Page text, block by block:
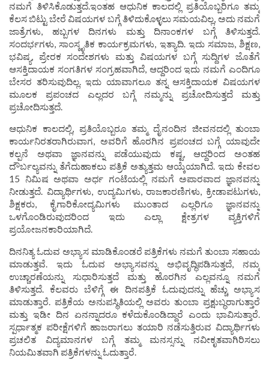
ನಮಗೆ ತಿಳಿಸಿಕೊಡುತ್ತದೆ.ಇಂತಹ ಆಧುನಿಕ ಕಾಲದಲ್ಲಿ ಪ್ರತಿಯೊಬ್ಬರಿಗೂ ತಮ್ಮ
ಕೆಲಸ ಬಿಟ್ಟು ಬೇರೆ ವಿಷಯಗಳ ಬಗ್ಗೆ ತಿಳಿದುಕೊಳ್ಳಲು ಸಮಯವಿಲ್ಲ, ಅದು ನಮಗೆ
ಜಾತ್ರೆಗಳು, ಹಬ್ಬಗಳ ದಿನಗಳು ಮತ್ತು ದಿನಾಂಕಗಳ ಬಗ್ಗೆ ತಿಳಿಸುತ್ತದೆ.
ಸಂದರ್ಭಗಳು, ಸಾಂಸ್ಕೃತಿಕ ಕಾರ್ಯಕ್ರಮಗಳು, ಇತ್ಯಾದಿ. ಇದು ಸಮಾಜ, ಶಿಕ್ಷಣ,
ಭವಿಷ್ಯ, ಪ್ರೇರಕ ಸಂದೇಶಗಳು ಮತ್ತು ವಿಷಯಗಳ ಬಗ್ಗೆ ಸುದ್ದಿಗಳ ಜೊತೆಗೆ
ಆಸಕ್ತಿದಾಯಕ ಸಂಗತಿಗಳ ಸಂಗ್ರಹವಾಗಿದೆ, ಆದ್ದರಿಂದ ಇದು ನಮಗೆ ಎಂದಿಗೂ
ಬೇಸರ ತರಿಸುವುದಿಲ್ಲ. ಇದು ಯಾವಾಗಲೂ ತನ್ನ ಆಸಕ್ತಿದಾಯಕ ವಿಷಯಗಳ
ಮೂಲಕ ಪ್ರಪಂಚದ ಎಲ್ಲದರ ಬಗ್ಗೆ ನಮ್ಮನ್ನು ಪ್ರಚೋದಿಸುತ್ತದೆ ಮತ್ತು
ಪ್ರಚೋದಿಸುತ್ತದೆ.
ಆಧುನಿಕ ಕಾಲದಲ್ಲಿ, ಪ್ರತಿಯೊಬ್ಬರೂ ತಮ್ಮ ದೈನಂದಿನ ಜೀವನದಲ್ಲಿ ತುಂಬಾ
ಕಾರ್ಯನಿರತರಾಗಿರುವಾಗ, ಅವರಿಗೆ ಹೊರಗಿನ ಪ್ರಪಂಚದ ಬಗ್ಗೆ ಯಾವುದೇ
ಕಲ್ಪನೆ ಅಥವಾ ಜ್ಞಾನವನ್ನು ಪಡೆಯುವುದು ಕಷ್ಟ, ಆದ್ದರಿಂದ ಅಂತಹ
ದೌರ್ಬಲ್ಯವನ್ನು ತೆಗೆದುಹಾಕಲು ಪತ್ರಿಕೆ ಅತ್ಯುತ್ತಮ ಆಯ್ಕೆಯಾಗಿದೆ. ಇದು ಕೇವಲ
15 ನಿಮಿಷ ಅಥವಾ ಅರ್ಧ ಗಂಟೆಯಲ್ಲಿ ನಮಗೆ ಅಪಾರವಾದ ಜ್ಞಾನವನ್ನು
ನೀಡುತ್ತದೆ. ವಿದ್ಯಾರ್ಥಿಗಳು, ಉದ್ಯಮಿಗಳು, ರಾಜಕಾರಣಿಗಳು, ಕ್ರೀಡಾಪಟುಗಳು,
ಶಿಕ್ಷಕರು, ಕೈಗಾರಿಕೋದ್ಯಮಿಗಳು ಮುಂತಾದ ಎಲ್ಲರಿಗೂ ಜ್ಞಾನವನ್ನು
ಒಳಗೊಂಡಿರುವುದರಿಂದ ಇದು ಎಲ್ಲಾ ಕ್ಷೇತ್ರಗಳ ವ್ಯಕ್ತಿಗಳಿಗೆ
ಪ್ರಯೋಜನಕಾರಿಯಾಗಿದೆ.
ದಿನನಿತ್ಯ ಓದುವ ಅಭ್ಯಾಸ ಮಾಡಿಕೊಂಡರೆ ಪತ್ರಿಕೆಗಳು ನಮಗೆ ತುಂಬಾ ಸಹಾಯ
ಮಾಡುತ್ತವೆ. ಇದು ಓದುವ ಅಭ್ಯಾಸವನ್ನು ಅಭಿವೃದ್ಧಿಪಡಿಸುತ್ತದೆ, ನಮ್ಮ
ಉಚ್ಚಾರಣೆಯನ್ನು ಸುಧಾರಿಸುತ್ತದೆ ಮತ್ತು ಹೊರಗಿನ ಎಲ್ಲವನ್ನೂ ನಮಗೆ
ತಿಳಿಸುತ್ತದೆ. ಕೆಲವರು ಬೆಳಿಗ್ಗೆ ಈ ದಿನಪತ್ರಿಕೆ ಓದುವುದನ್ನು ಹೆಚ್ಚು ಅಭ್ಯಾಸ
ಮಾಡುತ್ತಾರೆ. ಪತ್ರಿಕೆಯ ಅನುಪಸ್ಥಿತಿಯಲ್ಲಿ ಅವರು ತುಂಬಾ ಪ್ರಕ್ಷುಬ್ಧರಾಗುತ್ತಾರೆ
ಮತ್ತು ಇಡೀ ದಿನ ಏನನ್ನಾದರೂ ಕಳೆದುಕೊಂಡಿದ್ದಾರೆ ಎಂದು ಭಾವಿಸುತ್ತಾರೆ.
ಸ್ಪರ್ಧಾತ್ಮಕ ಪರೀಕ್ಷೆಗಳಿಗೆ ಹಾಜರಾಗಲು ತಯಾರಿ ನಡೆಸುತ್ತಿರುವ ವಿದ್ಯಾರ್ಥಿಗಳು
ಪ್ರಚಲಿತ ವಿದ್ಯಮಾನಗಳ ಬಗ್ಗೆ ತಮ್ಮ ಮನಸ್ಸನ್ನು ನವೀಕೃತವಾಗಿರಿಸಲು
ನಿಯಮಿತವಾಗಿ ಪತ್ರಿಕೆಗಳನ್ನು ಓದುತ್ತಾರೆ.